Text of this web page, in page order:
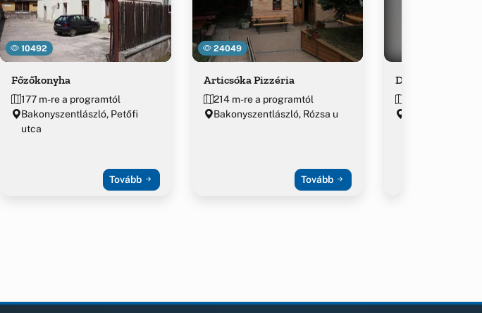
10492
Főzőkonyha
177 m-re a programtól
Bakonyszentlászló, Petőfi
utca
Tovább
24049
Articsóka Pizzéria
214 m-re a programtól
Bakonyszentlászló, Rózsa u
Tovább
Desszert